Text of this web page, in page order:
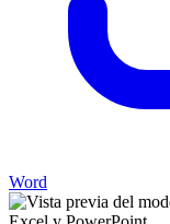
Word